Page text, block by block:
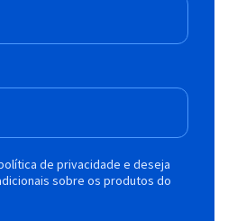
de privacidade e deseja
sobre os produtos do